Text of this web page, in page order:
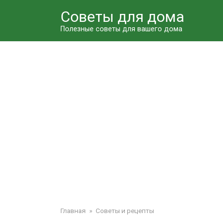
Советы для дома
Полезные советы для вашего дома
Главная » Советы и рецепты